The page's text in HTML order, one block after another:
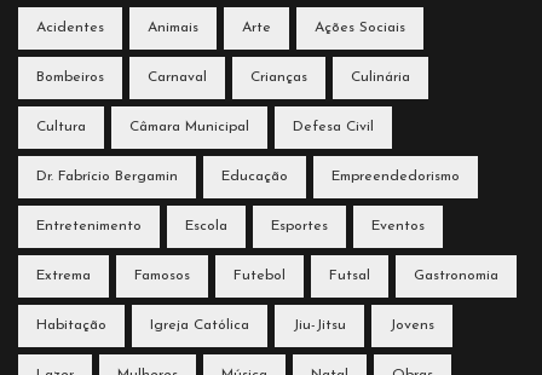
Acidentes Animais Arte Ações Sociais
Bombeiros Carnaval Crianças Culinária
Cultura Câmara Municipal Defesa Civil
Dr. Fabrício Bergamin Educação Empreendedorismo
Entretenimento Escola Esportes Eventos
Extrema Famosos Futebol Futsal Gastronomia
Habitação Igreja Católica Jiu-Jitsu Jovens